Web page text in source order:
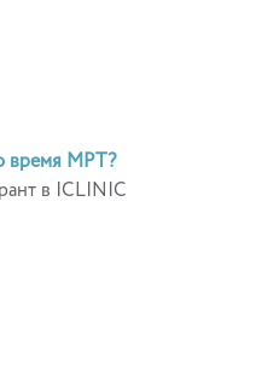
время МРТ?
в ICLINIC